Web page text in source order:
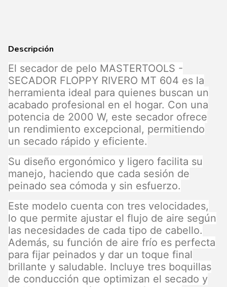
Descripción
El secador de pelo MASTERTOOLS -
SECADOR FLOPPY RIVERO MT 604 es la
herramienta ideal para quienes buscan un
acabado profesional en el hogar. Con una
potencia de 2000 W, este secador ofrece
un rendimiento excepcional, permitiendo
un secado rápido y eficiente.
Su diseño ergonómico y ligero facilita su
manejo, haciendo que cada sesión de
peinado sea cómoda y sin esfuerzo.
Este modelo cuenta con tres velocidades,
lo que permite ajustar el flujo de aire según
las necesidades de cada tipo de cabello.
Además, su función de aire frío es perfecta
para fijar peinados y dar un toque final
brillante y saludable. Incluye tres boquillas
de conducción que optimizan el secado y